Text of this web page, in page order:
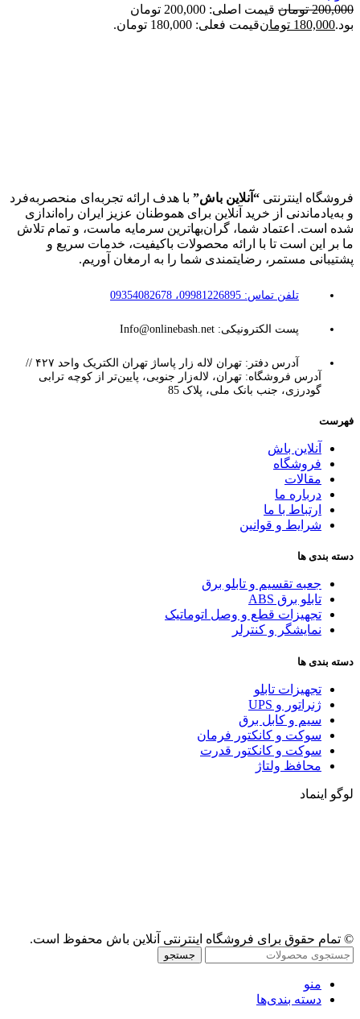
200,000 تومان
قیمت اصلی: 200,000 تومان
بود.180,000 تومانقیمت فعلی: 180,000 تومان.
فروشگاه اینترنتی “آنلاین باش” با هدف ارائه تجربه‌ای منحصربه‌فرد
و به‌یادماندنی از خرید آنلاین برای هموطنان عزیز ایران راه‌اندازی
شده است. اعتماد شما، گران‌بهاترین سرمایه ماست، و تمام تلاش
ما بر این است تا با ارائه محصولات باکیفیت، خدمات سریع و
پشتیبانی مستمر، رضایتمندی شما را به ارمغان آوریم.
تلفن تماس: 09981226895، 09354082678
پست الکترونیکی: Info@onlinebash.net
آدرس دفتر: تهران لاله زار پاساژ تهران الکتریک واحد ۴۲۷ //
آدرس فروشگاه: تهران، لاله‌زار جنوبی، پایین‌تر از کوچه ترابی
گودرزی، جنب بانک ملی، پلاک 85
فهرست
آنلاین باش
فروشگاه
مقالات
درباره ما
ارتباط با ما
شرایط و قوانین
دسته بندی ها
جعبه تقسیم و تابلو برق
تابلو برق ABS
تجهیزات قطع و وصل اتوماتیک
نمایشگر و کنترلر
دسته بندی ها
تجهیزات تابلو
ژنراتور و UPS
سیم و کابل برق
سوکت و کانکتور فرمان
سوکت و کانکتور قدرت
محافظ ولتاژ
لوگو اینماد
© تمام حقوق برای فروشگاه اینترنتی آنلاین باش محفوظ است.
جستجو
منو
دسته بندی‌ها